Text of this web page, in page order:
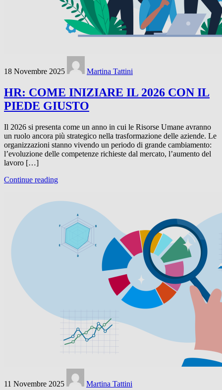
18 Novembre 2025 Martina Tattini
HR: COME INIZIARE IL 2026 CON IL
PIEDE GIUSTO
Il 2026 si presenta come un anno in cui le Risorse Umane avranno
un ruolo ancora più strategico nella trasformazione delle aziende. Le
organizzazioni stanno vivendo un periodo di grande cambiamento:
l’evoluzione delle competenze richieste dal mercato, l’aumento del
lavoro […]
Continue reading
11 Novembre 2025 Martina Tattini